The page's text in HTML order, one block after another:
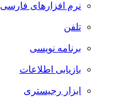
نرم افزارهای فارسی
تلفن
برنامه نویسی
بازیابی اطلاعات
ابزار رجیستری